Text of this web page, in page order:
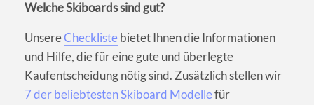
Welche Skiboards sind gut?
UnsereChecklistebietet Ihnen die Informationen
und Hilfe, die für eine gute und überlegte
Kaufentscheidung nötig sind. Zusätzlich stellen wir
7 der beliebtesten Skiboard Modellefür